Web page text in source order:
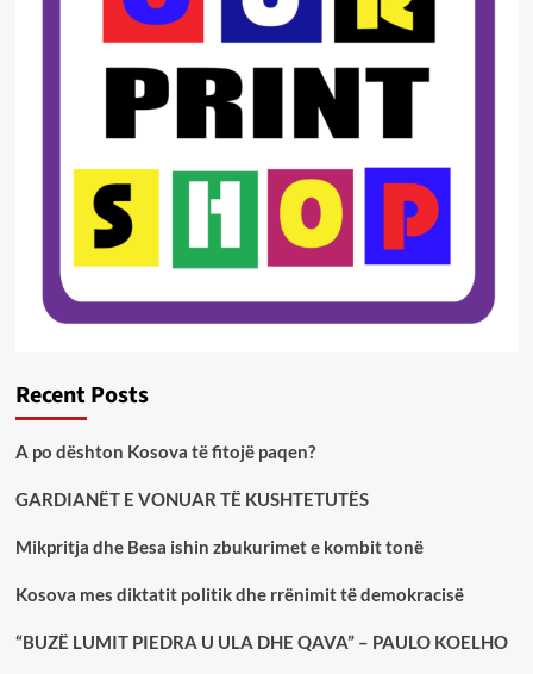
Recent Posts
A po dështon Kosova të fitojë paqen?
GARDIANËT E VONUAR TË KUSHTETUTËS
Mikpritja dhe Besa ishin zbukurimet e kombit tonë
Kosova mes diktatit politik dhe rrënimit të demokracisë
“BUZË LUMIT PIEDRA U ULA DHE QAVA” – PAULO KOELHO